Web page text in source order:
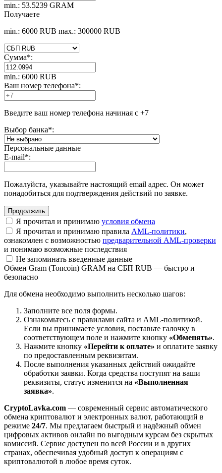
min.: 53.5239 GRAM
Получаете
min.: 6000 RUB max.: 300000 RUB
Сумма*:
min.: 6000 RUB
Ваш номер телефона*:
Введите ваш номер телефона начиная с +7
Выбор банка*:
Персональные данные
E-mail*:
Пожалуйста, указывайте настоящий email адрес. Он может
понадобиться для подтверждения действий по заявке.
Я прочитал и принимаю условия обмена
Я прочитал и принимаю правила AML-политики,
ознакомлен с возможностью предварительной AML-проверки
и понимаю возможные последствия
Не запоминать введенные данные
Обмен Gram (Toncoin) GRAM на СБП RUB — быстро и
безопасно
Для обмена необходимо выполнить несколько шагов:
Заполните все поля формы.
Ознакомьтесь с правилами сайта и AML-политикой.
Если вы принимаете условия, поставьте галочку в
соответствующем поле и нажмите кнопку «Обменять».
Нажмите кнопку «Перейти к оплате» и оплатите заявку
по предоставленным реквизитам.
После выполнения указанных действий ожидайте
обработки заявки. Когда средства поступят на ваши
реквизиты, статус изменится на «Выполненная
заявка».
CryptoLavka.com — современный сервис автоматического
обмена криптовалют и электронных валют, работающий в
режиме 24/7. Мы предлагаем быстрый и надёжный обмен
цифровых активов онлайн по выгодным курсам без скрытых
комиссий. Сервис доступен по всей России и в других
странах, обеспечивая удобный доступ к операциям с
криптовалютой в любое время суток.